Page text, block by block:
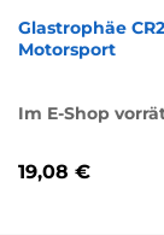
Glastrophäe
Motorsport
Im E-Shop
19,08 €